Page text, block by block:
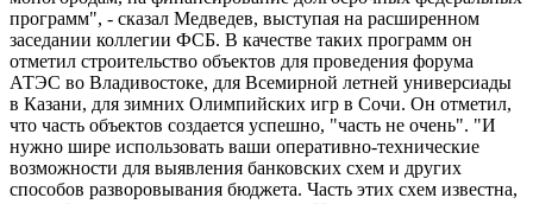
программ", - сказал Медведев, выступая на расширенном
заседании коллегии ФСБ. В качестве таких программ он
отметил строительство объектов для проведения форума
АТЭС во Владивостоке, для Всемирной летней универсиады
в Казани, для зимних Олимпийских игр в Сочи. Он отметил,
что часть объектов создается успешно, "часть не очень". "И
нужно шире использовать ваши оперативно-технические
возможности для выявления банковских схем и других
способов разворовывания бюджета. Часть этих схем известна,